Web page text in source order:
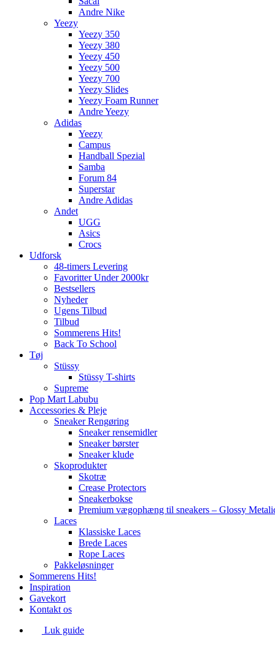
Andre Nike
Yeezy
Yeezy 350
Yeezy 380
Yeezy 450
Yeezy 500
Yeezy 700
Yeezy Slides
Yeezy Foam Runner
Andre Yeezy
Adidas
Yeezy
Campus
Handball Spezial
Samba
Forum 84
Superstar
Andre Adidas
Andet
UGG
Asics
Crocs
Udforsk
48-timers Levering
Favoritter Under 2000kr
Bestsellers
Nyheder
Ugens Tilbud
Tilbud
Sommerens Hits!
Back To School
Tøj
Stüssy
Stüssy T-shirts
Supreme
Pop Mart Labubu
Accessories & Pleje
Sneaker Rengøring
Sneaker rensemidler
Sneaker børster
Sneaker klude
Skoprodukter
Skotræ
Crease Protectors
Sneakerbokse
Premium vægophæng til sneakers – Glossy
Laces
Klassiske Laces
Brede Laces
Rope Laces
Pakkeløsninger
Sommerens Hits!
Inspiration
Gavekort
Kontakt os
Luk guide